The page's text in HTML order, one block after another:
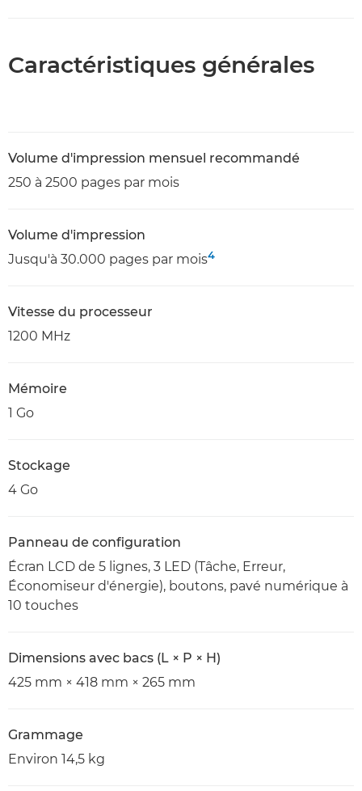
Caractéristiques générales
Volume d'impression mensuel recommandé
250 à 2500 pages par mois
Volume d'impression
Jusqu'à 30.000 pages par mois4
Vitesse du processeur
1200 MHz
Mémoire
1 Go
Stockage
4 Go
Panneau de configuration
Écran LCD de 5 lignes, 3 LED (Tâche, Erreur,
Économiseur d'énergie), boutons, pavé numérique à
10 touches
Dimensions avec bacs (L × P × H)
425 mm × 418 mm × 265 mm
Grammage
Environ 14,5 kg